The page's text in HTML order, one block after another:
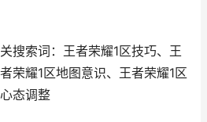
搜索词：王者荣耀1区技巧、王
荣耀1区地图意识、王者荣耀1区
态调整